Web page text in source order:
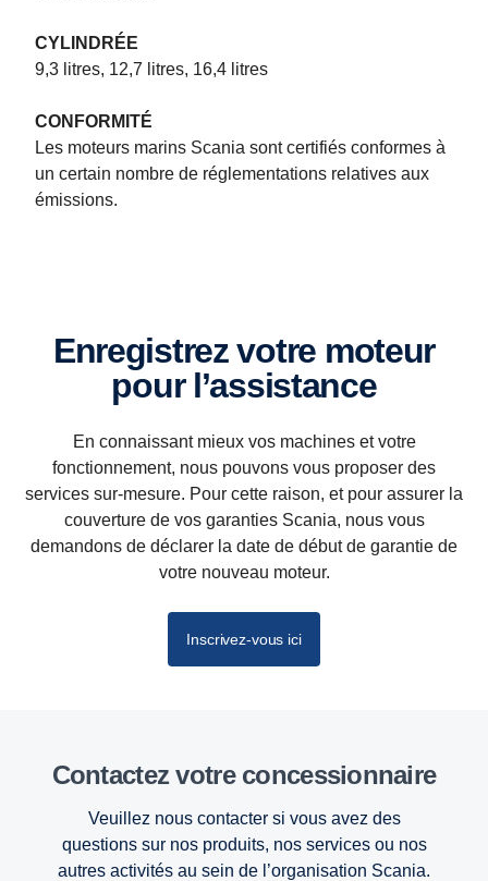
CYLINDRÉE
9,3 litres, 12,7 litres, 16,4 litres
CONFORMITÉ
Les moteurs marins Scania sont certifiés conformes à
un certain nombre de réglementations relatives aux
émissions.
Spécifications des systèmes d'alimentation des applications
marines
Moteur Scania V8 16 litres et moteurs Scania 13 et 9 litres en ligne
pouvant atteindre 1 150 ch pour les patrouilleurs. Opportunité.
Enregistrez votre moteur
pour l’assistance
En connaissant mieux vos machines et votre
fonctionnement, nous pouvons vous proposer des
services sur-mesure. Pour cette raison, et pour assurer la
couverture de vos garanties Scania, nous vous
demandons de déclarer la date de début de garantie de
votre nouveau moteur.
Inscrivez-vous ici
Contactez votre concessionnaire
Veuillez nous contacter si vous avez des
questions sur nos produits, nos services ou nos
autres activités au sein de l’organisation Scania.